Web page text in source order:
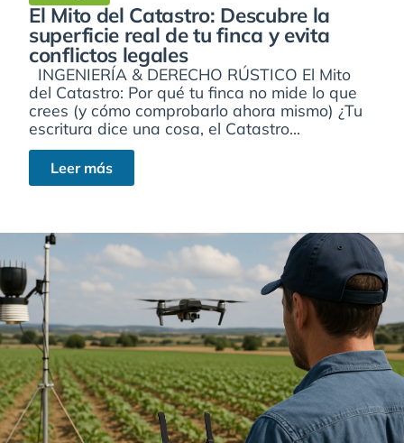
El Mito del Catastro: Descubre la
superficie real de tu finca y evita
conflictos legales
INGENIERÍA & DERECHO RÚSTICO El Mito
del Catastro: Por qué tu finca no mide lo que
crees (y cómo comprobarlo ahora mismo) ¿Tu
escritura dice una cosa, el Catastro...
Leer más